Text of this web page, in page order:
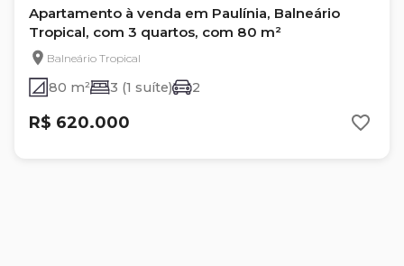
Apartamento à venda em Paulínia, Balneário
Tropical, com 3 quartos, com 80 m²
Balneário Tropical
80 m² 3 (1 suíte) 2
R$ 620.000